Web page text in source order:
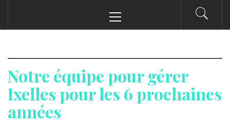
principal
Notre équipe pour gérer
Ixelles pour les 6 prochaines
années